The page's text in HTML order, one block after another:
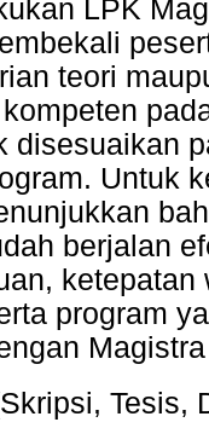
LPK
teori
disesuaikan
Untuk
berjalan
program
Tesis,